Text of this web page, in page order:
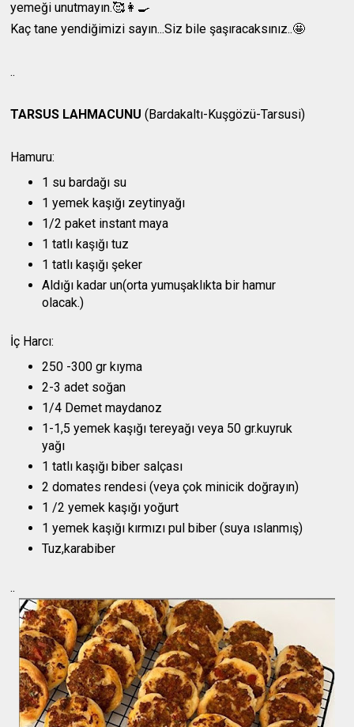
yemeği unutmayın.🥰👩‍🍳
Kaç tane yendiğimizi sayın...Siz bile şaşıracaksınız..🤩
..
TARSUS LAHMACUNU (Bardakaltı-Kuşgözü-Tarsusi)
Hamuru:
1 su bardağı su
1 yemek kaşığı zeytinyağı
1/2 paket instant maya
1 tatlı kaşığı tuz
1 tatlı kaşığı şeker
Aldığı kadar un(orta yumuşaklıkta bir hamur
olacak.)
İç Harcı:
250 -300 gr kıyma
2-3 adet soğan
1/4 Demet maydanoz
1-1,5 yemek kaşığı tereyağı veya 50 gr.kuyruk
yağı
1 tatlı kaşığı biber salçası
2 domates rendesi (veya çok minicik doğrayın)
1 /2 yemek kaşığı yoğurt
1 yemek kaşığı kırmızı pul biber (suya ıslanmış)
Tuz,karabiber
..